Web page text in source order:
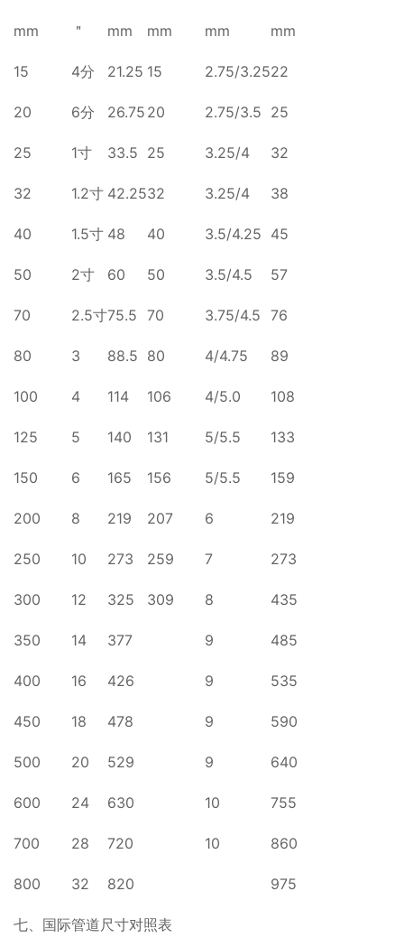
mm ＂ mm mm mm mm
15 4分 21.25 15 2.75/3.2522
20 6分 26.75 20 2.75/3.5 25
25 1寸 33.5 25 3.25/4 32
32 1.2寸 42.2532 3.25/4 38
40 1.5寸 48 40 3.5/4.25 45
50 2寸 60 50 3.5/4.5 57
70 2.5寸75.5 70 3.75/4.5 76
80 3 88.5 80 4/4.75 89
100 4 114 106 4/5.0 108
125 5 140 131 5/5.5 133
150 6 165 156 5/5.5 159
200 8 219 207 6 219
250 10 273 259 7 273
300 12 325 309 8 435
350 14 377 9 485
400 16 426 9 535
450 18 478 9 590
500 20 529 9 640
600 24 630 10 755
700 28 720 10 860
800 32 820 975
七、国际管道尺寸对照表